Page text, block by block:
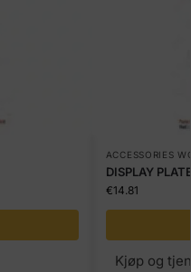
ACCESSORIES
DISPLAY
€14.81
Kjøp og